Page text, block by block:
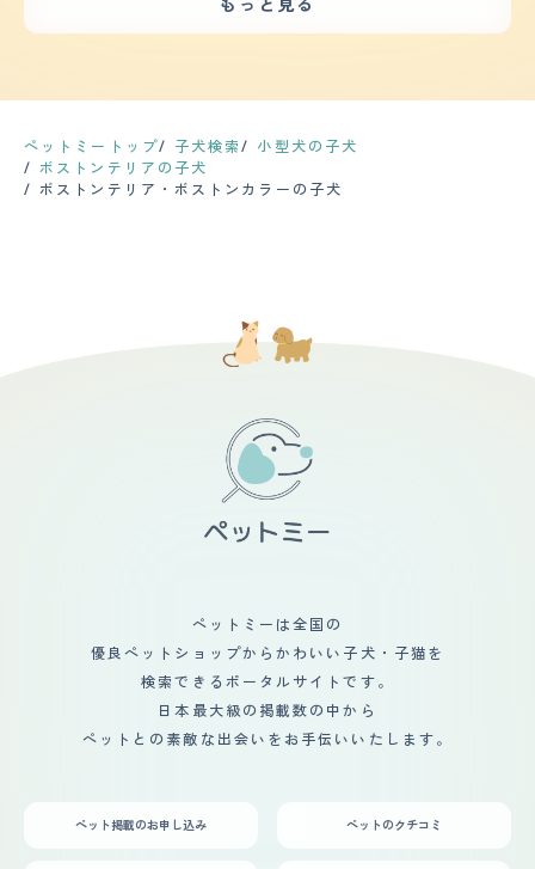
す。 他の犬に対しては、ずっとお尻のニオイを嗅いで後
を付け回すので嫌われていると思います。 【落ち着き】
飛び上がって駆けだすこともありません。 外にいる時は
に体をなでてあげると落ち着きます。 【しつけやすさ】
飼っている子はしつけに困ったことがありません。比較的
トイレも早く覚えましたし、お手やおかわりはもちろん、
の時期はソファーやベッド、床が抜け毛で汚くなります。
散歩帰りにブラッシングをしたりシャンプーをしたりして
なので太りすぎによる呼吸困難に注意が必要といわれてい
ます。そのため、体重管理を徹底しています。 また、他
の犬種より手術時に危険に陥る可能性も高いと言われてい
ます。通っている病院の方針もありますが、この点から去
勢手術を受けていません。 【鳴き声】 個体差があると思
いますが、飼っているボストンテリアはほとんど吠えませ
ャンプしながら舐めてくる子で落ち着きがなかったのです
が、かわいいと思って購入を決めました。 家に連れて帰
ってからもしばらくは落ち着きがなく、ゲージから脱走
し、キョトンとしている姿がとても愛らしかったです。
ただ、家に慣れるのは早く、しつけにもよく耳を傾けて聞
いてくれました。 おかげで「犬を飼うのは大変」という
間の散歩ができたり、子供たちと遊べたりする点が大きな
もっと見る
ペットミートップ 子犬検索
小型犬の子犬
ボストンテリアの子犬
ボストンテリア・ボストンカラーの子犬
ペットミーは全国の
優良ペットショップからかわいい子犬・子猫を
検索できるポータルサイトです。
日本最大級の掲載数の中から
ペットとの素敵な出会いをお手伝いいたします。
ペット掲載のお申し込み ペットのクチコミ